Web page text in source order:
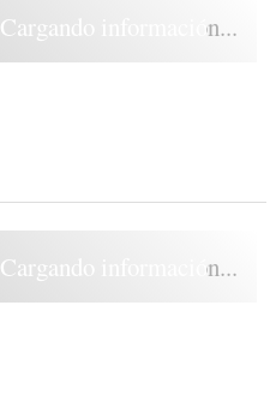
Cargando información...
Cargando información...